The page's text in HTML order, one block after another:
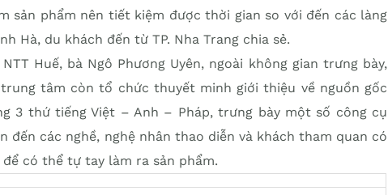
sản phẩm nên tiết kiệm được thời gian so với đến các làng
Hà, du khách đến từ TP. Nha Trang chia sẻ.
Huế, bà Ngô Phương Uyên, ngoài không gian trưng bày,
trung tâm còn tổ chức thuyết minh giới thiệu về nguồn gốc
3 thứ tiếng Việt – Anh – Pháp, trưng bày một số công cụ
đến các nghề, nghệ nhân thao diễn và khách tham quan có
có thể tự tay làm ra sản phẩm.